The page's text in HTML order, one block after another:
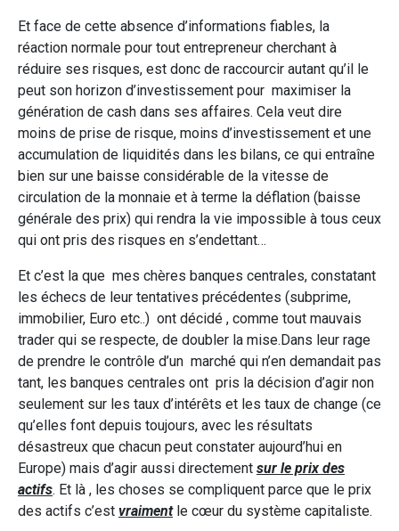
Et face de cette absence d’informations fiables, la
réaction normale pour tout entrepreneur cherchant à
réduire ses risques, est donc de raccourcir autant qu’il le
peut son horizon d’investissement pour maximiser la
génération de cash dans ses affaires. Cela veut dire
moins de prise de risque, moins d’investissement et une
accumulation de liquidités dans les bilans, ce qui entraîne
bien sur une baisse considérable de la vitesse de
circulation de la monnaie et à terme la déflation (baisse
générale des prix) qui rendra la vie impossible à tous ceux
qui ont pris des risques en s’endettant…
Et c’est la que mes chères banques centrales, constatant
les échecs de leur tentatives précédentes (subprime,
immobilier, Euro etc..) ont décidé , comme tout mauvais
trader qui se respecte, de doubler la mise.Dans leur rage
de prendre le contrôle d’un marché qui n’en demandait pas
tant, les banques centrales ont pris la décision d’agir non
seulement sur les taux d’intérêts et les taux de change (ce
qu’elles font depuis toujours, avec les résultats
désastreux que chacun peut constater aujourd’hui en
Europe) mais d’agir aussi directement sur le prix des
actifs. Et là , les choses se compliquent parce que le prix
des actifs c’est vraimentle cœur du système capitaliste.